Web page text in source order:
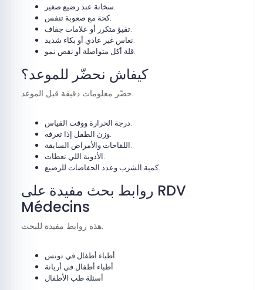
سخانة عند رضيع صغير.
كحة مع صعوبة تنفس.
تقيؤ متكرر أو علامات جفاف.
نعاس غير عادي أو بكاء شديد.
قلة أكل متواصلة أو نقص نمو.
كيفاش نحضّر للموعد؟
حضّر معلومات دقيقة قبل الموعد.
درجة الحرارة ووقت القياس.
وزن الطفل إذا تعرفه.
اللقاحات والأمراض السابقة.
الأدوية اللي تعطات.
كمية الشرب وعدد الحفاضات للرضيع.
روابط بحث مفيدة على RDV
Médecins
هذه روابط مفيدة للبحث.
أطباء أطفال في تونس
أطباء أطفال في أريانة
أسئلة طب الأطفال